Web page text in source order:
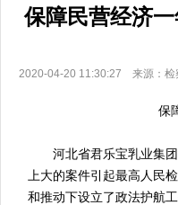
保障民营经济
2020-04-20 11:30:27 来源：检
保
河北省君乐宝乳业集团
上大的案件引起最高人民
和推动下设立了政法护航